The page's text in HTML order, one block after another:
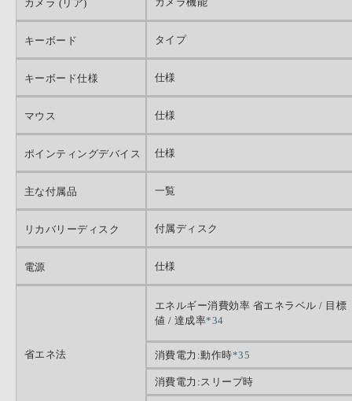
カメラ (リア)
キーボード タイプ
キーボード仕様 仕様
マウス 仕様
ポインティングデバイス 仕様
主な付属品 一覧
リカバリーディスク 付属ディスク
電源 仕様
省エネ法
エネルギー消費効率 省エネラベル / 目標
値 / 達成率*34
消費電力:動作時*35
消費電力:スリープ時